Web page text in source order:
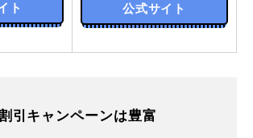
ト 公式サイト
引キャンペーンは豊富